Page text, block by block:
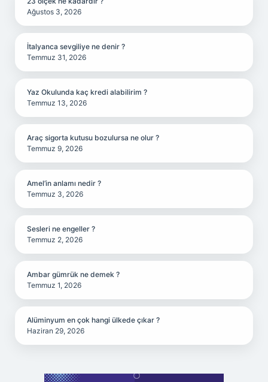
Ağustos 3, 2026
İtalyanca sevgiliye ne denir ?
Temmuz 31, 2026
Yaz Okulunda kaç kredi alabilirim ?
Temmuz 13, 2026
Araç sigorta kutusu bozulursa ne olur ?
Temmuz 9, 2026
Amel’in anlamı nedir ?
Temmuz 3, 2026
Sesleri ne engeller ?
Temmuz 2, 2026
Ambar gümrük ne demek ?
Temmuz 1, 2026
Alüminyum en çok hangi ülkede çıkar ?
Haziran 29, 2026